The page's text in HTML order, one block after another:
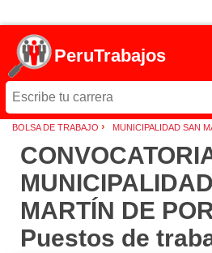
PeruTrabajos
BOLSA DE TRABAJO › MUNICIPALIDAD SAN
MARTÍN DE
Puestos de